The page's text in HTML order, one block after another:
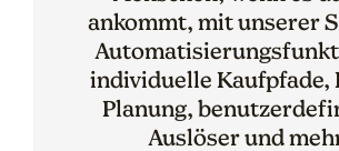
ankommt, mit unserer
individuelle Kaufpfade,
Planung,
Auslöser und